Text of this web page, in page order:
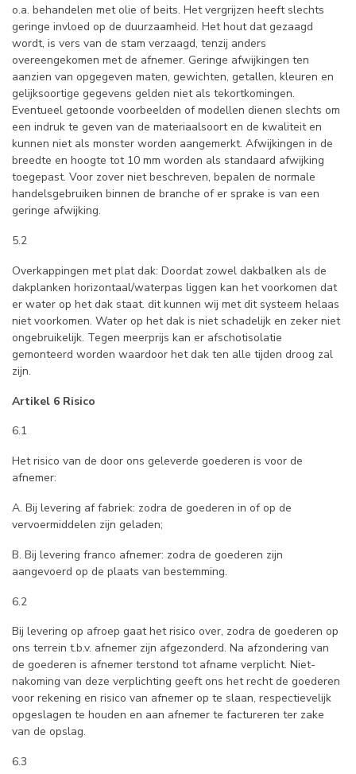
o.a. behandelen met olie of beits. Het vergrijzen heeft slechts
geringe invloed op de duurzaamheid. Het hout dat gezaagd
wordt, is vers van de stam verzaagd, tenzij anders
overeengekomen met de afnemer. Geringe afwijkingen ten
aanzien van opgegeven maten, gewichten, getallen, kleuren en
gelijksoortige gegevens gelden niet als tekortkomingen.
Eventueel getoonde voorbeelden of modellen dienen slechts om
een indruk te geven van de materiaalsoort en de kwaliteit en
kunnen niet als monster worden aangemerkt. Afwijkingen in de
breedte en hoogte tot 10 mm worden als standaard afwijking
toegepast. Voor zover niet beschreven, bepalen de normale
handelsgebruiken binnen de branche of er sprake is van een
geringe afwijking.
5.2
Overkappingen met plat dak: Doordat zowel dakbalken als de
dakplanken horizontaal/waterpas liggen kan het voorkomen dat
er water op het dak staat. dit kunnen wij met dit systeem helaas
niet voorkomen. Water op het dak is niet schadelijk en zeker niet
ongebruikelijk. Tegen meerprijs kan er afschotisolatie
gemonteerd worden waardoor het dak ten alle tijden droog zal
zijn.
Artikel 6 Risico
6.1
Het risico van de door ons geleverde goederen is voor de
afnemer:
A. Bij levering af fabriek: zodra de goederen in of op de
vervoermiddelen zijn geladen;
B. Bij levering franco afnemer: zodra de goederen zijn
aangevoerd op de plaats van bestemming.
6.2
Bij levering op afroep gaat het risico over, zodra de goederen op
ons terrein t.b.v. afnemer zijn afgezonderd. Na afzondering van
de goederen is afnemer terstond tot afname verplicht. Niet-
nakoming van deze verplichting geeft ons het recht de goederen
voor rekening en risico van afnemer op te slaan, respectievelijk
opgeslagen te houden en aan afnemer te factureren ter zake
van de opslag.
6.3